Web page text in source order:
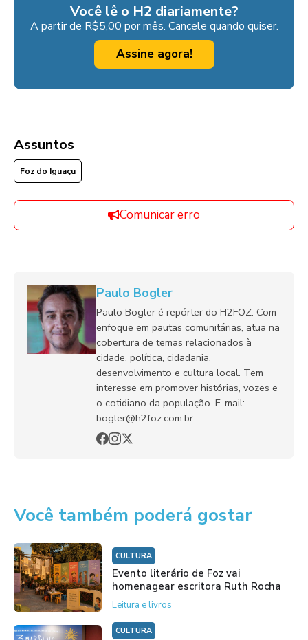
Você lê o H2 diariamente?
A partir de R$5,00 por mês. Cancele quando quiser.
Assine agora!
Assuntos
Foz do Iguaçu
Comunicar erro
Paulo Bogler
Paulo Bogler é repórter do H2FOZ. Com
enfoque em pautas comunitárias, atua na
cobertura de temas relacionados à
cidade, política, cidadania,
desenvolvimento e cultura local. Tem
interesse em promover histórias, vozes e
o cotidiano da população. E-mail:
bogler@h2foz.com.br.
Você também poderá gostar
CULTURA
Evento literário de Foz vai
homenagear escritora Ruth Rocha
Leitura e livros
CULTURA